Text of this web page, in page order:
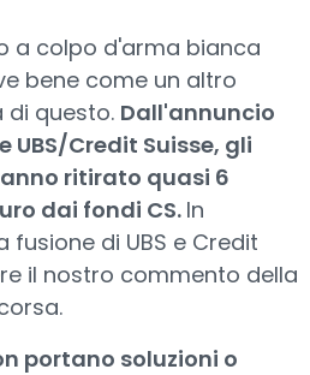
a colpo d'arma bianca
bene come un altro
questo. Dall'annuncio
UBS/Credit Suisse, gli
ritirato quasi 6
dai fondi CS. In
fusione di UBS e Credit
il nostro commento della
portano soluzioni o